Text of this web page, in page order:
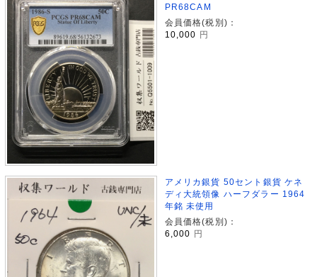
PR68CAM
会員価格(税別)：
10,000
円
アメリカ銀貨 50セント銀貨 ケネ
ディ大統領像 ハーフダラー 1964
年銘 未使用
会員価格(税別)：
6,000
円